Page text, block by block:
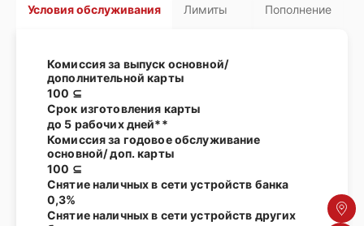
Условия обслуживания Лимиты Пополнение
Комиссия за выпуск основной/
дополнительной карты
100 ⊆
Срок изготовления карты
до 5 рабочих дней**
Комиссия за годовое обслуживание
основной/ доп. карты
100 ⊆
Снятие наличных в сети устройств банка
0,3%
Снятие наличных в сети устройств других